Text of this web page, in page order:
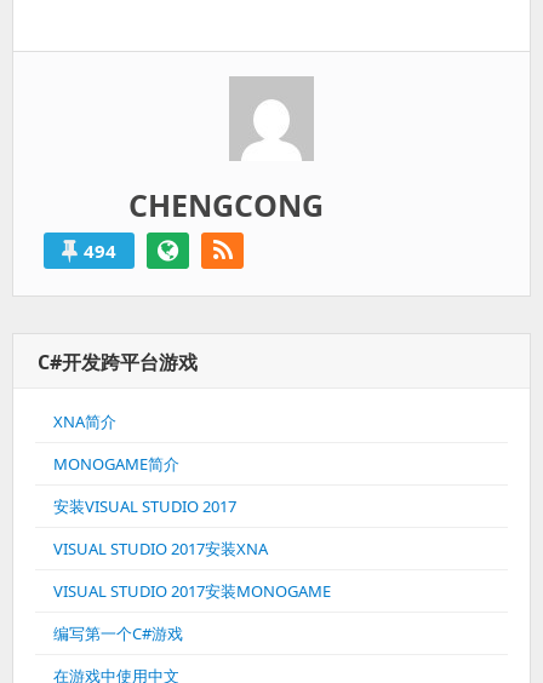
CHENGCONG
494
C#开发跨平台游戏
XNA简介
MONOGAME简介
安装VISUAL STUDIO 2017
VISUAL STUDIO 2017安装XNA
VISUAL STUDIO 2017安装MONOGAME
编写第一个C#游戏
在游戏中使用中文